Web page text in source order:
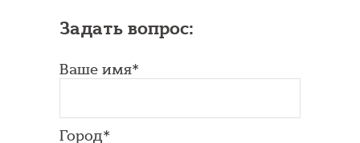
Задать вопрос:
Ваше имя*
Город*